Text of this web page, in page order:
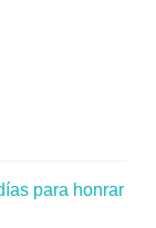
para honrar